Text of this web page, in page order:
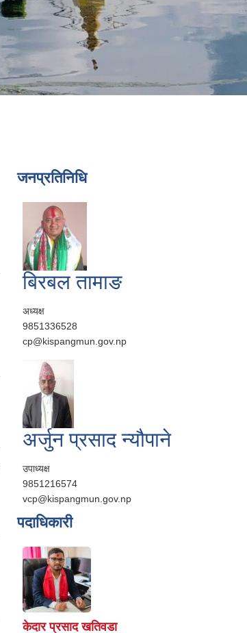
जनप्रतिनिधि
बिरबल तामाङ
अध्यक्ष
9851336528
cp@kispangmun.gov.np
अर्जुन प्रसाद न्यौपाने
उपाध्यक्ष
9851216574
vcp@kispangmun.gov.np
पदाधिकारी
केदार प्रसाद खतिवडा